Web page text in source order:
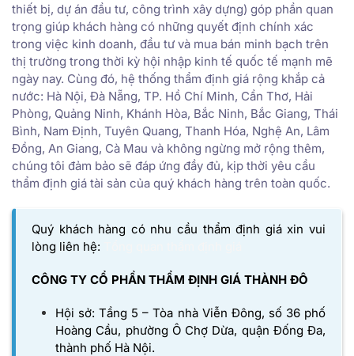
thiết bị, dự án đầu tư, công trình xây dựng) góp phần quan
trọng giúp khách hàng có những quyết định chính xác
trong việc kinh doanh, đầu tư và mua bán minh bạch trên
thị trường trong thời kỳ hội nhập kinh tế quốc tế mạnh mẽ
ngày nay. Cùng đó, hệ thống thẩm định giá rộng khắp cả
nước: Hà Nội, Đà Nẵng, TP. Hồ Chí Minh, Cần Thơ, Hải
Phòng, Quảng Ninh, Khánh Hòa, Bắc Ninh, Bắc Giang, Thái
Bình, Nam Định, Tuyên Quang, Thanh Hóa, Nghệ An, Lâm
Đồng, An Giang, Cà Mau và không ngừng mở rộng thêm,
chúng tôi đảm bảo sẽ đáp ứng đầy đủ, kịp thời yêu cầu
thẩm định giá tài sản của quý khách hàng trên toàn quốc.
Quý khách hàng có nhu cầu thẩm định giá xin vui
lòng liên hệ:
CÔNG TY CỔ PHẦN THẨM ĐỊNH GIÁ THÀNH ĐÔ
Hội sở: Tầng 5 – Tòa nhà Viễn Đông, số 36 phố
Hoàng Cầu, phường Ô Chợ Dừa, quận Đống Đa,
thành phố Hà Nội.